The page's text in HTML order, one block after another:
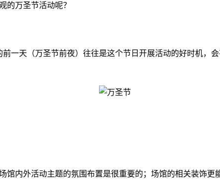
的万圣节活动呢？
一天（万圣节前夜）往往是这个节日开展活动的好时机，
馆内外活动主题的氛围布置是很重要的；场馆的相关装饰更